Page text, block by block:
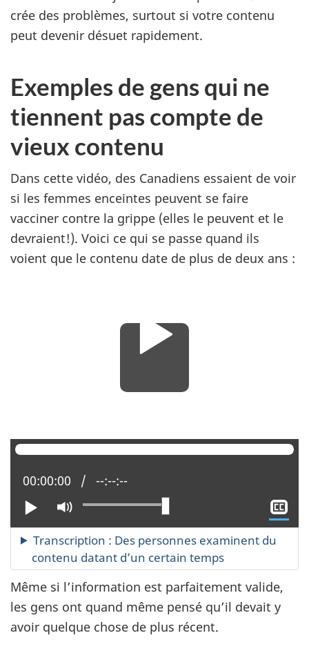
crée des problèmes, surtout si votre contenu
peut devenir désuet rapidement.
Exemples de gens qui ne
tiennent pas compte de
vieux contenu
Dans cette vidéo, des Canadiens essaient de voir
si les femmes enceintes peuvent se faire
vacciner contre la grippe (elles le peuvent et le
devraient!). Voici ce qui se passe quand ils
voient que le contenu date de plus de deux ans :
Lire
Activer
le
mode
muet
Position actuelle :
00:00:00 Temps total :
--:--:--
le
Transcription : Des personnes examinent du
contenu datant d’un certain temps
Même si l’information est parfaitement valide,
les gens ont quand même pensé qu’il devait y
avoir quelque chose de plus récent.